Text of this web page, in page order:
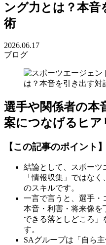
ング力とは？本音
術
2026.06.17
ブログ
選手や関係者の本
案につなげるヒア
【この記事のポイント】
結論として、スポーツ
「情報収集」ではな
のスキルです。
一言で言うと、選手・
本音・利害・将来像を
できる落としどころ」
す。
SAグループは「自ら